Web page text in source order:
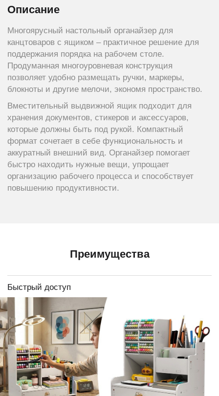
Описание
Многоярусный настольный органайзер для
канцтоваров с ящиком – практичное решение для
поддержания порядка на рабочем столе.
Продуманная многоуровневая конструкция
позволяет удобно размещать ручки, маркеры,
блокноты и другие мелочи, экономя пространство.
Вместительный выдвижной ящик подходит для
хранения документов, стикеров и аксессуаров,
которые должны быть под рукой. Компактный
формат сочетает в себе функциональность и
аккуратный внешний вид. Органайзер помогает
быстро находить нужные вещи, упрощает
организацию рабочего процесса и способствует
повышению продуктивности.
Преимущества
Быстрый доступ